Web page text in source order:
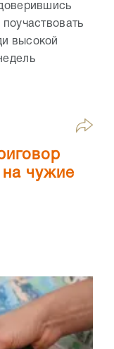
высокой
на чужие